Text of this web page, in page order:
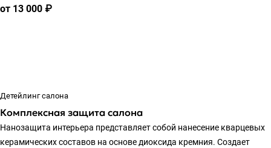
от 13 000 ₽
Детейлинг салона
Комплексная защита салона
Нанозащита интерьера представляет собой нанесение кварцевых
керамических составов на основе диоксида кремния. Создает